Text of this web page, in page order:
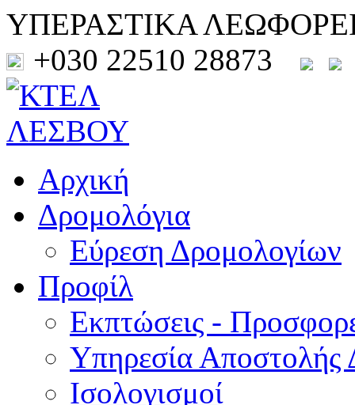
ΥΠΕΡΑΣΤΙΚΑ
+030 22510 28873
Αρχική
Δρομολόγια
Εύρεση Δρομολογίων
Προφίλ
Εκπτώσεις -
Υπηρεσία Αποστολής
Ισολογισμοί